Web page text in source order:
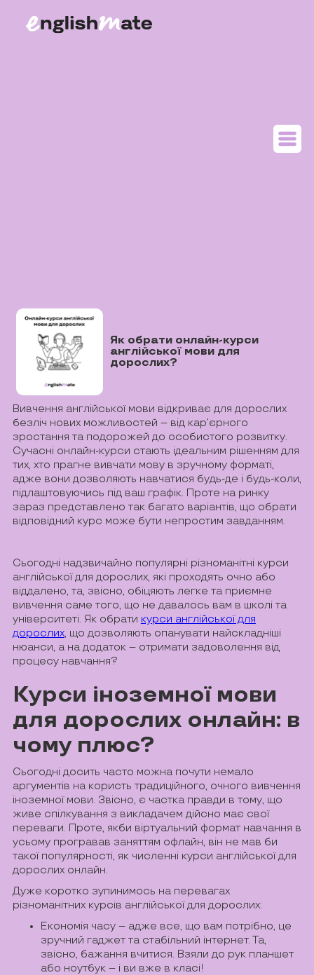
Як обрати онлайн-курси
англійської мови для
дорослих?
Вивчення англійської мови відкриває для дорослих
безліч нових можливостей – від кар’єрного
зростання та подорожей до особистого розвитку.
Сучасні онлайн-курси стають ідеальним рішенням для
тих, хто прагне вивчати мову в зручному форматі,
адже вони дозволяють навчатися будь-де і будь-коли,
підлаштовуючись під ваш графік. Проте на ринку
зараз представлено так багато варіантів, що обрати
відповідний курс може бути непростим завданням.
Сьогодні надзвичайно популярні різноманітні курси
англійської для дорослих, які проходять очно або
віддалено, та, звісно, обіцяють легке та приємне
вивчення саме того, що не давалось вам в школі та
університеті. Як обрати курси англійської для
дорослих, що дозволяють опанувати найскладніші
нюанси, а на додаток – отримати задоволення від
процесу навчання?
Курси іноземної мови
для дорослих онлайн: в
чому плюс?
Сьогодні досить часто можна почути немало
аргументів на користь традиційного, очного вивчення
іноземної мови. Звісно, є частка правди в тому, що
живе спілкування з викладачем дійсно має свої
переваги. Проте, якби віртуальний формат навчання в
усьому програвав заняттям офлайн, він не мав би
такої популярності, як численні курси англійської для
дорослих онлайн.
Дуже коротко зупинимось на перевагах
різноманітних курсів англійської для дорослих:
Економія часу – адже все, що вам потрібно, це
зручний гаджет та стабільний інтернет. Та,
звісно, бажання вчитися. Взяли до рук планшет
або ноутбук – і ви вже в класі!